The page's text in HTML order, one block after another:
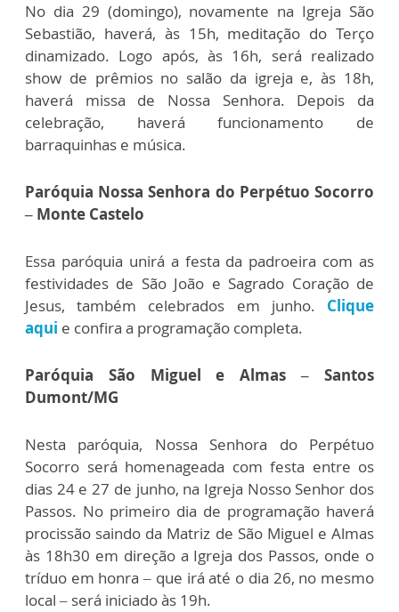
No dia 29 (domingo), novamente na Igreja São
Sebastião, haverá, às 15h, meditação do Terço
dinamizado. Logo após, às 16h, será realizado
show de prêmios no salão da igreja e, às 18h,
haverá missa de Nossa Senhora. Depois da
celebração, haverá funcionamento de
barraquinhas e música.
Paróquia Nossa Senhora do Perpétuo Socorro
– Monte Castelo
Essa paróquia unirá a festa da padroeira com as
festividades de São João e Sagrado Coração de
Jesus, também celebrados em junho.
Clique
aqui e confira a programação completa.
Paróquia São Miguel e Almas – Santos
Dumont/MG
Nesta paróquia, Nossa Senhora do Perpétuo
Socorro será homenageada com festa entre os
dias 24 e 27 de junho, na Igreja Nosso Senhor dos
Passos. No primeiro dia de programação haverá
procissão saindo da Matriz de São Miguel e Almas
às 18h30 em direção a Igreja dos Passos, onde o
tríduo em honra – que irá até o dia 26, no mesmo
local – será iniciado às 19h.